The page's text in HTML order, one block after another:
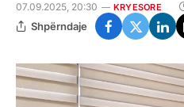
07.09.2025, 20:30 KRYESORE
Shpërndaje